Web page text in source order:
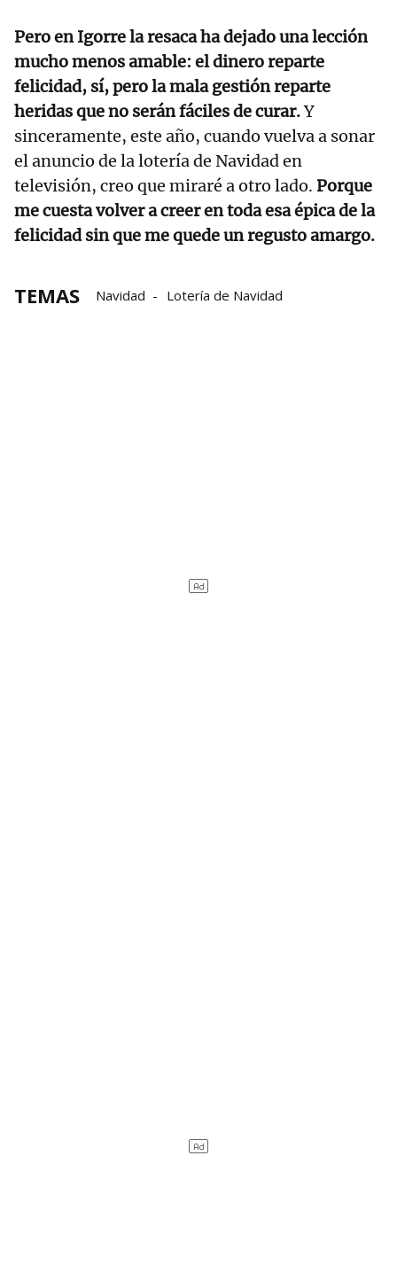
Pero en Igorre la resaca ha dejado una lección
mucho menos amable: el dinero reparte
felicidad, sí, pero la mala gestión reparte
heridas que no serán fáciles de curar.Y
sinceramente, este año, cuando vuelva a sonar
el anuncio de la lotería de Navidad en
televisión, creo que miraré a otro lado. Porque
me cuesta volver a creer en toda esa épica de la
felicidad sin que me quede un regusto amargo.
TEMAS Navidad Lotería de Navidad